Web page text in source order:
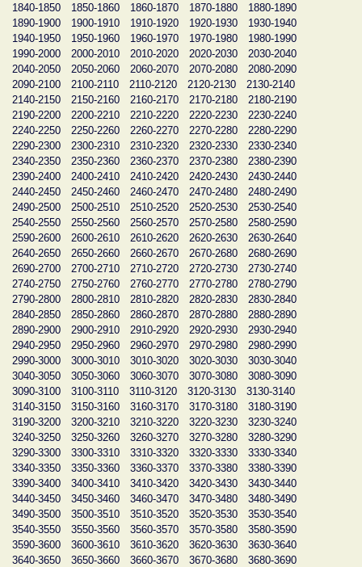
1840-1850
1850-1860 1860-1870 1870-1880
1880-1890
1890-1900
1900-1910 1910-1920 1920-1930
1930-1940
1940-1950
1950-1960 1960-1970 1970-1980
1980-1990
1990-2000
2000-2010 2010-2020 2020-2030
2030-2040
2040-2050
2050-2060 2060-2070 2070-2080
2080-2090
2090-2100
2100-2110 2110-2120 2120-2130
2130-2140
2140-2150
2150-2160 2160-2170 2170-2180
2180-2190
2190-2200
2200-2210 2210-2220 2220-2230
2230-2240
2240-2250
2250-2260 2260-2270 2270-2280
2280-2290
2290-2300
2300-2310 2310-2320 2320-2330
2330-2340
2340-2350
2350-2360 2360-2370 2370-2380
2380-2390
2390-2400
2400-2410 2410-2420 2420-2430
2430-2440
2440-2450
2450-2460 2460-2470 2470-2480
2480-2490
2490-2500
2500-2510 2510-2520 2520-2530
2530-2540
2540-2550
2550-2560 2560-2570 2570-2580
2580-2590
2590-2600
2600-2610 2610-2620 2620-2630
2630-2640
2640-2650
2650-2660 2660-2670 2670-2680
2680-2690
2690-2700
2700-2710 2710-2720 2720-2730
2730-2740
2740-2750
2750-2760 2760-2770 2770-2780
2780-2790
2790-2800
2800-2810 2810-2820 2820-2830
2830-2840
2840-2850
2850-2860 2860-2870 2870-2880
2880-2890
2890-2900
2900-2910 2910-2920 2920-2930
2930-2940
2940-2950
2950-2960 2960-2970 2970-2980
2980-2990
2990-3000
3000-3010 3010-3020 3020-3030
3030-3040
3040-3050
3050-3060 3060-3070 3070-3080
3080-3090
3090-3100
3100-3110 3110-3120 3120-3130
3130-3140
3140-3150
3150-3160 3160-3170 3170-3180
3180-3190
3190-3200
3200-3210 3210-3220 3220-3230
3230-3240
3240-3250
3250-3260 3260-3270 3270-3280
3280-3290
3290-3300
3300-3310 3310-3320 3320-3330
3330-3340
3340-3350
3350-3360 3360-3370 3370-3380
3380-3390
3390-3400
3400-3410 3410-3420 3420-3430
3430-3440
3440-3450
3450-3460 3460-3470 3470-3480
3480-3490
3490-3500
3500-3510 3510-3520 3520-3530
3530-3540
3540-3550
3550-3560 3560-3570 3570-3580
3580-3590
3590-3600
3600-3610 3610-3620 3620-3630
3630-3640
3640-3650
3650-3660 3660-3670 3670-3680
3680-3690